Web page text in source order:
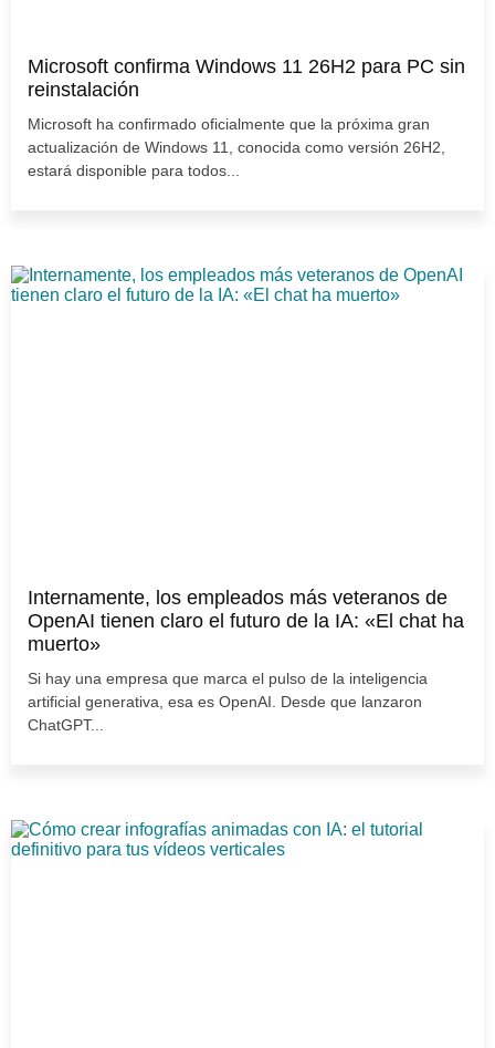
Microsoft confirma Windows 11 26H2 para PC sin
reinstalación
Microsoft ha confirmado oficialmente que la próxima gran
actualización de Windows 11, conocida como versión 26H2,
estará disponible para todos...
Internamente, los empleados más veteranos de
OpenAI tienen claro el futuro de la IA: «El chat ha
muerto»
Si hay una empresa que marca el pulso de la inteligencia
artificial generativa, esa es OpenAI. Desde que lanzaron
ChatGPT...